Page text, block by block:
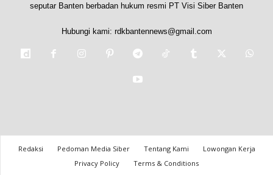
seputar Banten berbadan hukum resmi PT Visi Siber Banten
Hubungi kami: rdkbantennews@gmail.com
Redaksi Pedoman Media Siber Tentang Kami
Lowongan Kerja
Privacy Policy
Terms & Conditions